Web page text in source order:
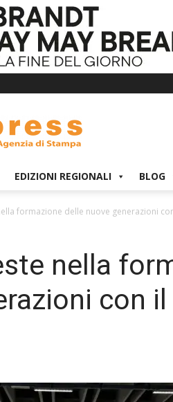
EDIZIONI REGIONALI BLOG
formazione delle nuove generazioni
nella
con